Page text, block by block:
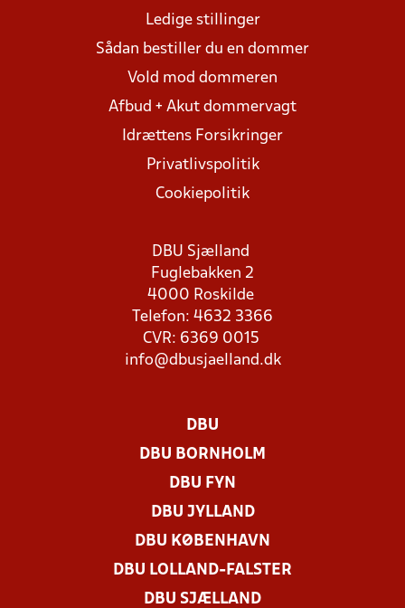
Ledige stillinger
Sådan bestiller du en dommer
Vold mod dommeren
Afbud + Akut dommervagt
Idrættens Forsikringer
Privatlivspolitik
Cookiepolitik
DBU Sjælland
Fuglebakken 2
4000 Roskilde
Telefon: 4632 3366
CVR: 6369 0015
info@dbusjaelland.dk
DBU
DBU BORNHOLM
DBU FYN
DBU JYLLAND
DBU KØBENHAVN
DBU LOLLAND-FALSTER
DBU SJÆLLAND